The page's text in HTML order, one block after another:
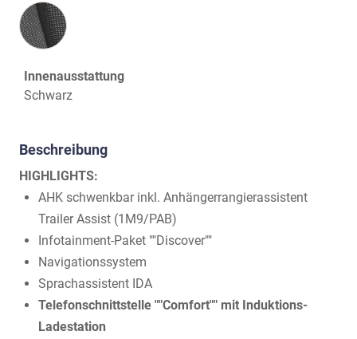
Innenausstattung
Innenausstattung
Schwarz
Beschreibung
HIGHLIGHTS:
AHK schwenkbar inkl. Anhängerrangierassistent
Trailer Assist (1M9/PAB)
Infotainment-Paket ""Discover""
Navigationssystem
Sprachassistent IDA
Telefonschnittstelle ""Comfort"" mit Induktions-
Ladestation